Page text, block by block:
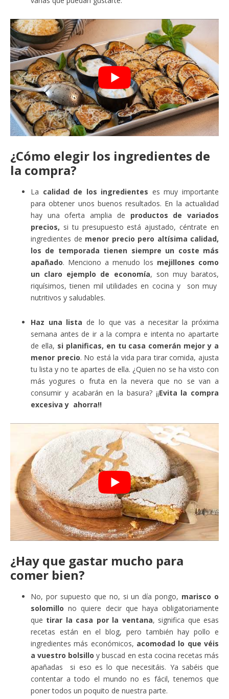
¿Cómo elegir los ingredientes de
la compra?
La calidad de los ingredientes es muy importante
para obtener unos buenos resultados. En la actualidad
hay una oferta amplia de productos de variados
precios, si tu presupuesto está ajustado, céntrate en
ingredientes de menor precio pero altísima calidad,
los de temporada tienen siempre un coste más
apañado. Menciono a menudo los mejillones como
un claro ejemplo de economía, son muy baratos,
riquísimos, tienen mil utilidades en cocina y son muy
nutritivos y saludables.
Haz una lista de lo que vas a necesitar la próxima
semana antes de ir a la compra e intenta no apartarte
de ella, si planificas, en tu casa comerán mejor y a
menor precio. No está la vida para tirar comida, ajusta
tu lista y no te apartes de ella. ¿Quien no se ha visto con
más yogures o fruta en la nevera que no se van a
consumir y acabarán en la basura? ¡¡Evita la compra
excesiva y ahorra!!
¿Hay que gastar mucho para
comer bien?
No, por supuesto que no, si un día pongo, marisco o
solomillo no quiere decir que haya obligatoriamente
que tirar la casa por la ventana, significa que esas
recetas están en el blog, pero también hay pollo e
ingredientes más económicos, acomodad lo que véis
a vuestro bolsillo y buscad en esta cocina recetas más
apañadas si eso es lo que necesitáis. Ya sabéis que
contentar a todo el mundo no es fácil, tenemos que
poner todos un poquito de nuestra parte.